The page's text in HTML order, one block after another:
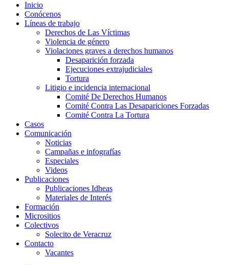
Inicio
Conócenos
Líneas de trabajo
Derechos de Las Víctimas
Violencia de género
Violaciones graves a derechos humanos
Desaparición forzada​
Ejecuciones extrajudiciales
Tortura
Litigio e incidencia internacional
Comité De Derechos Humanos​
Comité Contra Las Desapariciones Forzadas
Comité Contra La Tortura​
Casos
Comunicación
Noticias
Campañas e infografías
Especiales
Videos
Publicaciones
Publicaciones Idheas
Materiales de Interés
Formación
Micrositios
Colectivos
Solecito de Veracruz
Contacto
Vacantes